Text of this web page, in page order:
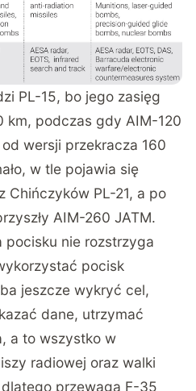
PL-15, bo jego zasięg
km, podczas gdy AIM-120
wersji przekracza 160
w tle pojawia się
Chińczyków PL-21, a po
AIM-260 JATM.
pocisku nie rozstrzyga
pocisk
jeszcze wykryć cel,
dane, utrzymać
a to wszystko w
radiowej oraz walki
dlatego przewaga F-35